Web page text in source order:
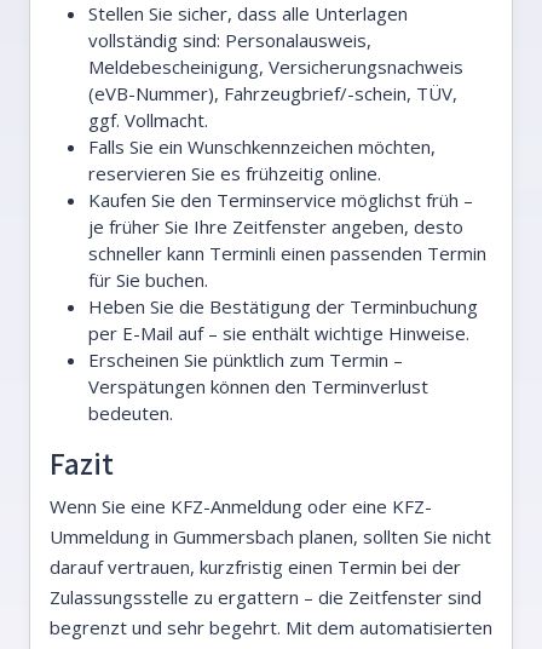
Stellen Sie sicher, dass alle Unterlagen
vollständig sind: Personalausweis,
Meldebescheinigung, Versicherungsnachweis
(eVB-Nummer), Fahrzeugbrief/-schein, TÜV,
ggf. Vollmacht.
Falls Sie ein Wunschkennzeichen möchten,
reservieren Sie es frühzeitig online.
Kaufen Sie den Terminservice möglichst früh –
je früher Sie Ihre Zeitfenster angeben, desto
schneller kann Terminli einen passenden Termin
für Sie buchen.
Heben Sie die Bestätigung der Terminbuchung
per E-Mail auf – sie enthält wichtige Hinweise.
Erscheinen Sie pünktlich zum Termin –
Verspätungen können den Terminverlust
bedeuten.
Fazit
Wenn Sie eine KFZ-Anmeldung oder eine KFZ-
Ummeldung in Gummersbach planen, sollten Sie nicht
darauf vertrauen, kurzfristig einen Termin bei der
Zulassungsstelle zu ergattern – die Zeitfenster sind
begrenzt und sehr begehrt. Mit dem automatisierten